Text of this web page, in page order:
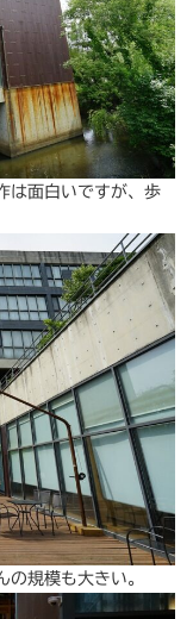
は面白いですが、歩
規模も大きい。